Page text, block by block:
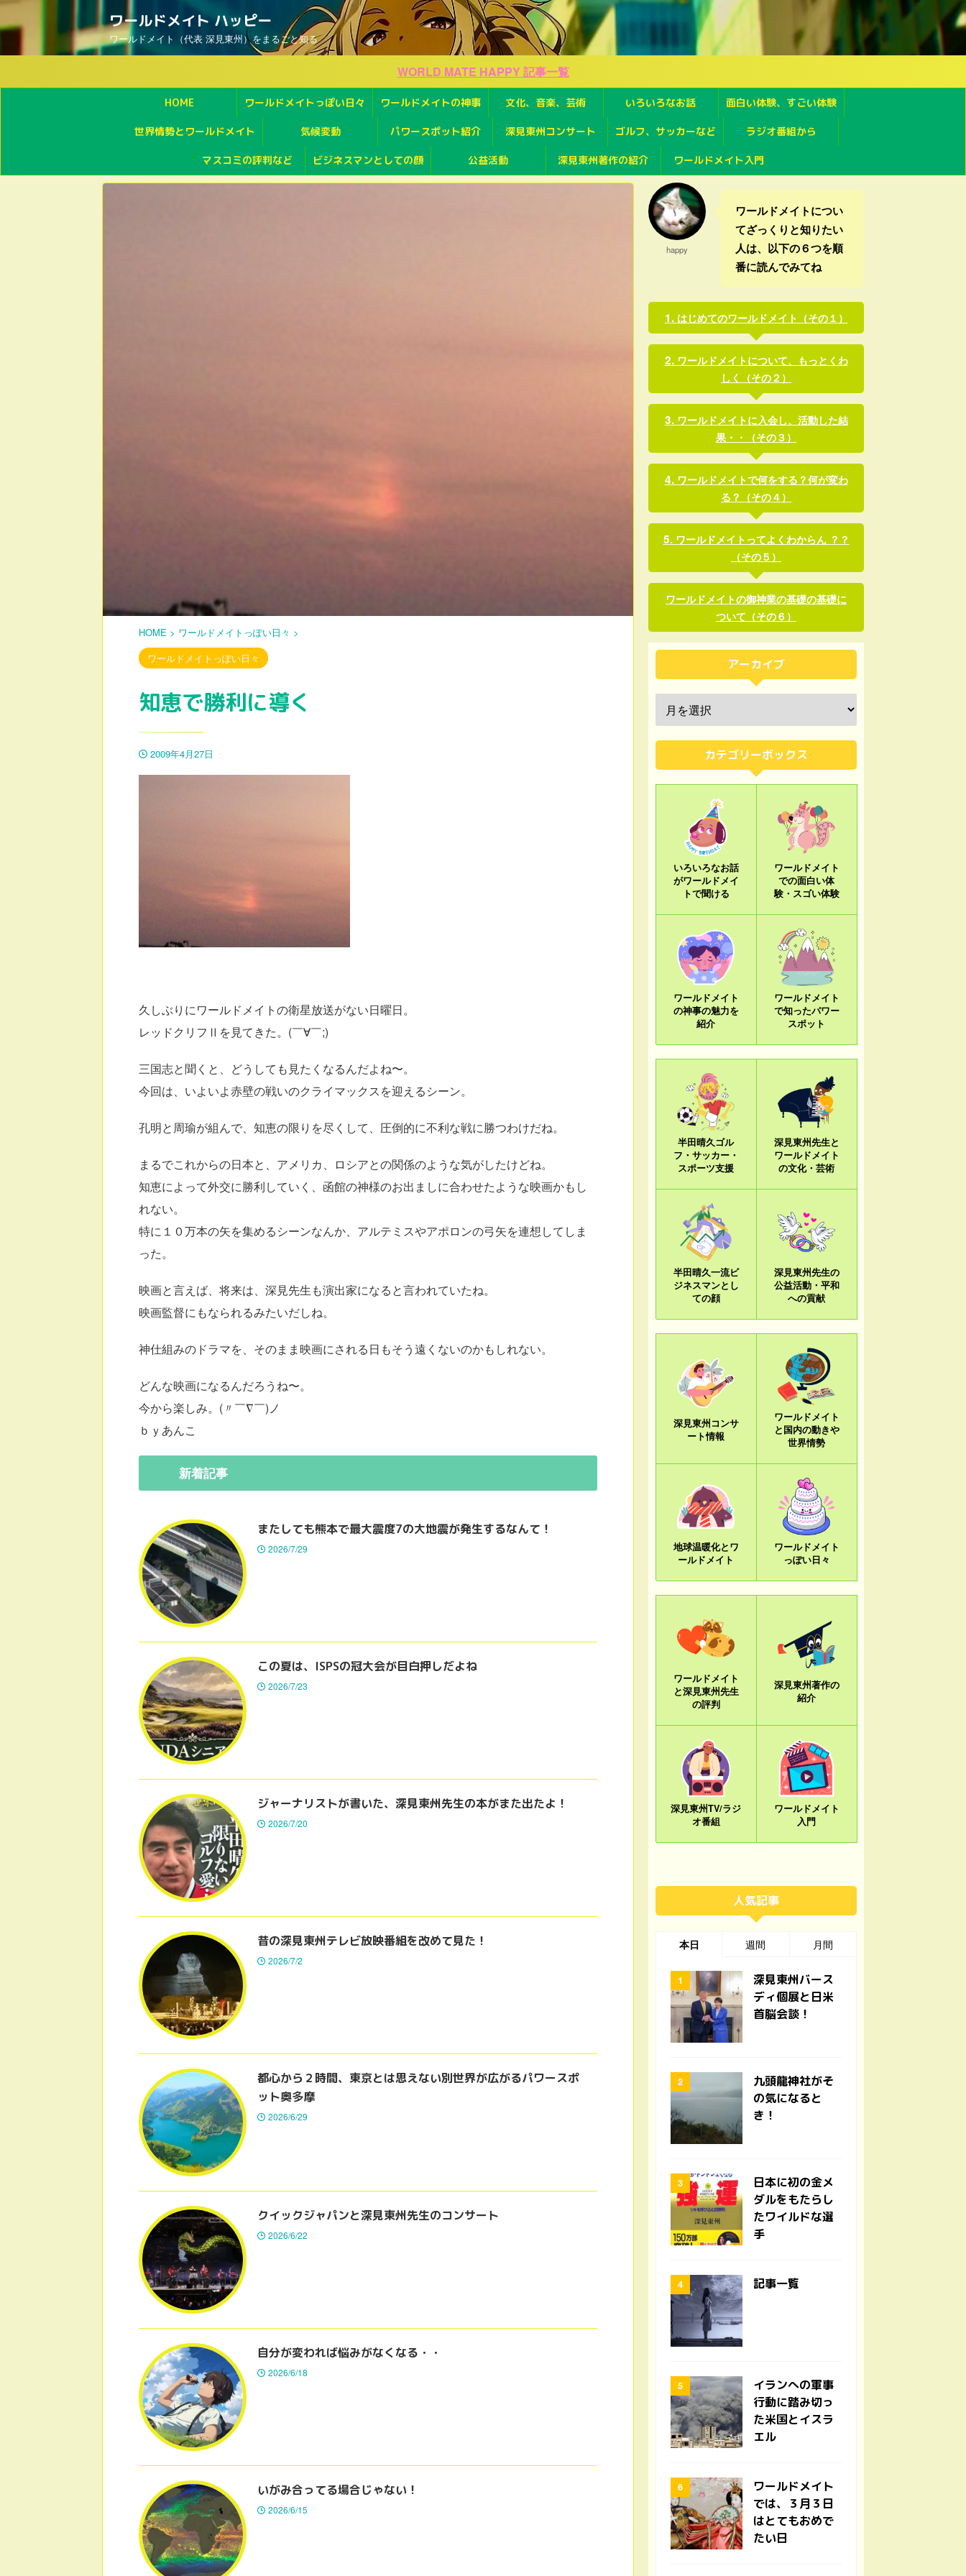
ワールドメイト ハッピー
ワールドメイト（代表 深見東州）をまるごと知る
WORLD MATE HAPPY 記事一覧
HOME ワールドメイトっぽい日々 ワールドメイトの神事 文化、音楽、芸術 いろいろなお話 面白い体験、すごい体験
世界情勢とワールドメイト 気候変動 パワースポット紹介 深見東州コンサート ゴルフ、サッカーなど ラジオ番組から
マスコミの評判など ビジネスマンとしての顔 公益活動 深見東州著作の紹介 ワールドメイト入門
HOME > ワールドメイトっぽい日々 >
ワールドメイトっぽい日々
知恵で勝利に導く
2009年4月27日
久しぶりにワールドメイトの衛星放送がない日曜日。
レッドクリフⅡを見てきた。(￣∀￣;)
三国志と聞くと、どうしても見たくなるんだよね〜。
今回は、いよいよ赤壁の戦いのクライマックスを迎えるシーン。
孔明と周瑜が組んで、知恵の限りを尽くして、圧倒的に不利な戦に勝つわけだね。
まるでこれからの日本と、アメリカ、ロシアとの関係のような気がしたけどね。
知恵によって外交に勝利していく、函館の神様のお出ましに合わせたような映画かもし
れない。
特に１０万本の矢を集めるシーンなんか、アルテミスやアポロンの弓矢を連想してしま
った。
映画と言えば、将来は、深見先生も演出家になると言われていたね。
映画監督にもなられるみたいだしね。
神仕組みのドラマを、そのまま映画にされる日もそう遠くないのかもしれない。
どんな映画になるんだろうね〜。
今から楽しみ。(〃￣∇￣)ノ
ｂｙあんこ
新着記事
またしても熊本で最大震度7の大地震が発生するなんて！
2026/7/29
この夏は、ISPSの冠大会が目白押しだよね
2026/7/23
ジャーナリストが書いた、深見東州先生の本がまた出たよ！
2026/7/20
昔の深見東州テレビ放映番組を改めて見た！
2026/7/2
都心から２時間、東京とは思えない別世界が広がるパワースポ
ット奥多摩
2026/6/29
クイックジャパンと深見東州先生のコンサート
2026/6/22
自分が変われば悩みがなくなる・・
2026/6/18
いがみ合ってる場合じゃない！
2026/6/15
happy
ワールドメイトについ
てざっくりと知りたい
人は、以下の６つを順
番に読んでみてね
はじめてのワールドメイト（その１）
ワールドメイトについて、もっとくわ
しく（その２）
ワールドメイトに入会し、活動した結
果・・（その３）
ワールドメイトで何をする？何が変わ
る？（その４）
ワールドメイトってよくわからん ？？
（その５）
ワールドメイトの御神業の基礎の基礎に
ついて（その６）
アーカイブ
カテゴリーボックス
いろいろなお話
がワールドメイ
トで聞ける
ワールドメイト
での面白い体
験・スゴい体験
ワールドメイト
の神事の魅力を
紹介
ワールドメイト
で知ったパワー
スポット
半田晴久ゴル
フ・サッカー・
スポーツ支援
深見東州先生と
ワールドメイト
の文化・芸術
半田晴久一流ビ
ジネスマンとし
ての顔
深見東州先生の
公益活動・平和
への貢献
深見東州コンサ
ート情報
ワールドメイト
と国内の動きや
世界情勢
地球温暖化とワ
ールドメイト
ワールドメイト
っぽい日々
ワールドメイト
と深見東州先生
の評判
深見東州著作の
紹介
深見東州TV/ラジ
オ番組
ワールドメイト
入門
人気記事
本日 週間 月間
深見東州バース
ディ個展と日米
首脳会談！
九頭龍神社がそ
の気になると
き！
日本に初の金メ
ダルをもたらし
たワイルドな選
手
記事一覧
イランへの軍事
行動に踏み切っ
た米国とイスラ
エル
ワールドメイト
では、３月３日
はとてもおめで
たい日